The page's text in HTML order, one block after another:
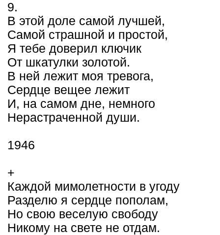
9.
В этой доле самой лучшей,
Самой страшной и простой,
Я тебе доверил ключик
От шкатулки золотой.
В ней лежит моя тревога,
Сердце вещее лежит
И, на самом дне, немного
Нерастраченной души.
1946
+
Каждой мимолетности в угоду
Разделю я сердце пополам,
Но свою веселую свободу
Никому на свете не отдам.